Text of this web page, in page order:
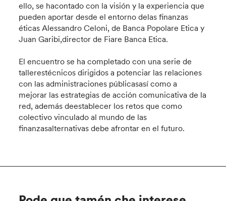
ello, se hacontado con la visión y la experiencia que
pueden aportar desde el entorno delas finanzas
éticas Alessandro Celoni, de Banca Popolare Etica y
Juan Garibi,director de Fiare Banca Etica.
El encuentro se ha completado con una serie de
tallerestécnicos dirigidos a potenciar las relaciones
con las administraciones públicasasí como a
mejorar las estrategias de acción comunicativa de la
red, además deestablecer los retos que como
colectivo vinculado al mundo de las
finanzasalternativas debe afrontar en el futuro.